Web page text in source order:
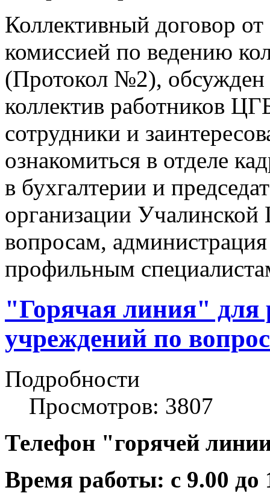
Коллективный договор
комиссией по ведению
(Протокол №2), обсужден
коллектив работников
сотрудники и
ознакомиться в отделе
в бухгалтерии и
организации
вопросам,
профильным
"Горячая линия" для
учреждений по
Подробности
Просмотров: 3807
Телефон "горячей
Время работы: с 9.00 до